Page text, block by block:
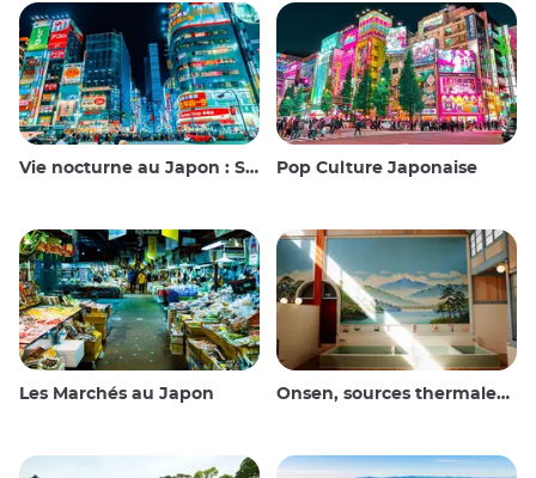
Vie nocturne au Japon : Sortir, voir et boire Pop Culture Japonaise
Les Marchés au Japon Onsen, sources thermales et bains publics